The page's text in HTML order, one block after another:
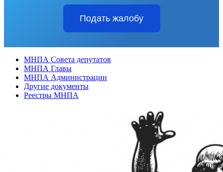
Подать жалобу
МНПА Совета депутатов
МНПА Главы
МНПА Администрации
Другие документы
Реестры МНПА